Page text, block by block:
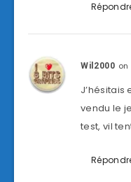
Wil2000 on
J’hésitais
vendu le
test, vil